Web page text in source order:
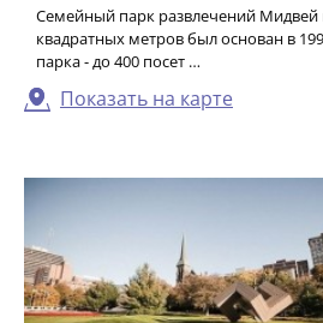
Семейный парк развлечений
квадратных метров был основан в
парка - до 400 посет …
Показать на карте